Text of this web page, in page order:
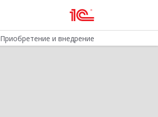
Приобретение и внедрение